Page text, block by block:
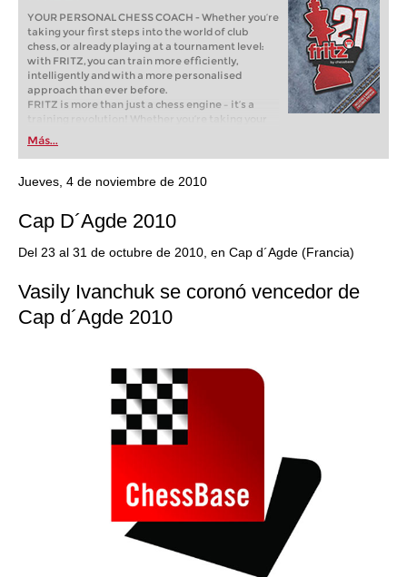
YOUR PERSONAL CHESS COACH - Whether you’re
taking your first steps into the world of club
chess, or already playing at a tournament level:
with FRITZ, you can train more efficiently,
intelligently and with a more personalised
approach than ever before.
FRITZ is more than just a chess engine – it’s a
training revolution! Whether you’re taking your
first steps into the world of club chess, or already
playing at a tournament level: with FRITZ, you can
train more efficiently, intelligently and with a
more personalised approach than ever before.
Más...
Jueves, 4 de noviembre de 2010
Cap D´Agde 2010
Del 23 al 31 de octubre de 2010, en Cap d´Agde (Francia)
Vasily Ivanchuk se coronó vencedor de
Cap d´Agde 2010